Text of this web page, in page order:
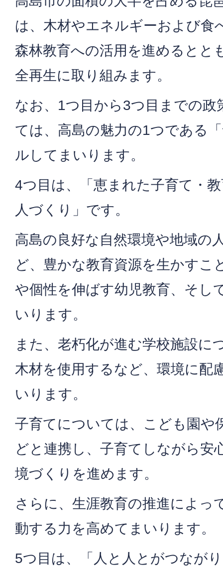
は、木材やエネルギーおよび食
森林教育への活用を進めるとと
全再生に取り組みます。
なお、1つ目から3つ目までの政
ては、高島の魅力の1つである
ルしてまいります。
4つ目は、「恵まれた子育て・
人づくり」です。
高島の良好な自然環境や地域の
ど、豊かな教育資源を生かすこ
や個性を伸ばす幼児教育、そし
いります。
また、老朽化が進む学校施設に
木材を使用するなど、環境に配
いります。
子育てについては、こども園や
どと連携し、子育てしながら安
境づくりを進めます。
さらに、生涯教育の推進によっ
動する力を高めてまいります。
5つ目は、「人と人とがつなが